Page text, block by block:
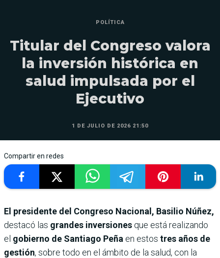
POLÍTICA
Titular del Congreso valora
la inversión histórica en
salud impulsada por el
Ejecutivo
1 DE JULIO DE 2026 21:50
Compartir en redes
El presidente del Congreso Nacional, Basilio Núñez,
destacó las grandes inversiones que está realizando
el gobierno de Santiago Peña en estos tres años de
gestión, sobre todo en el ámbito de la salud, con la